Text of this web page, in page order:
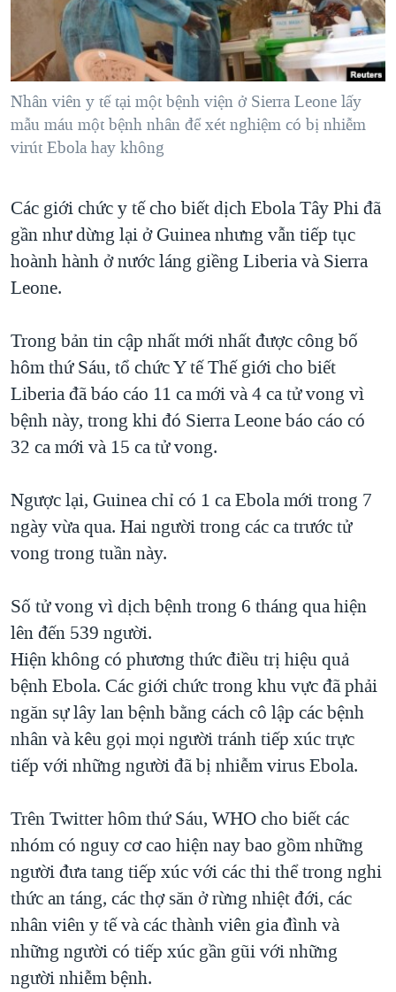
NGƯỜI VIỆT HẢI NGOẠI
ĐỜI SỐNG
KINH TẾ
KHOA HỌC
SỨC KHOẺ
THỂ THAO
GIÁO DỤC
HÀNH TRÌNH BẦU CỬ 2024
MỘT NĂM CHIẾN TRANH TẠI DẢI GAZA
GIẢI MÃ VÀNH ĐAI & CON ĐƯỜNG
NGÀY TỊ NẠN THẾ GIỚI
CHI PHÍ CHIẾN TRANH AFGHANISTAN
CÁC GIÁ TRỊ CỘNG HÒA Ở VIỆT NAM
THƯỢNG ĐỈNH TRUMP-KIM TẠI VIỆT NAM
NGƯ DÂN VIỆT VÀ LÀN SÓNG TRỘM HẢI SÂM
BÊN KIA QUỐC LỘ: TIẾNG VỌNG TỪ NÔNG THÔN MỸ
QUAN HỆ VIỆT MỸ
NGHE
MẠNG XÃ HỘI
Nhân viên y tế tại một bệnh viện ở Sierra Leone lấy
mẫu máu một bệnh nhân để xét nghiệm có bị nhiễm
virút Ebola hay không
Các giới chức y tế cho biết dịch Ebola Tây Phi đã
gần như dừng lại ở Guinea nhưng vẫn tiếp tục
hoành hành ở nước láng giềng Liberia và Sierra
Leone.
Trong bản tin cập nhất mới nhất được công bố
hôm thứ Sáu, tổ chức Y tế Thế giới cho biết
Liberia đã báo cáo 11 ca mới và 4 ca tử vong vì
bệnh này, trong khi đó Sierra Leone báo cáo có
32 ca mới và 15 ca tử vong.
Ngược lại, Guinea chỉ có 1 ca Ebola mới trong 7
ngày vừa qua. Hai người trong các ca trước tử
vong trong tuần này.
Số tử vong vì dịch bệnh trong 6 tháng qua hiện
lên đến 539 người.
Hiện không có phương thức điều trị hiệu quả
bệnh Ebola. Các giới chức trong khu vực đã phải
ngăn sự lây lan bệnh bằng cách cô lập các bệnh
nhân và kêu gọi mọi người tránh tiếp xúc trực
tiếp với những người đã bị nhiễm virus Ebola.
Trên Twitter hôm thứ Sáu, WHO cho biết các
nhóm có nguy cơ cao hiện nay bao gồm những
người đưa tang tiếp xúc với các thi thể trong nghi
thức an táng, các thợ săn ở rừng nhiệt đới, các
nhân viên y tế và các thành viên gia đình và
những người có tiếp xúc gần gũi với những
người nhiễm bệnh.